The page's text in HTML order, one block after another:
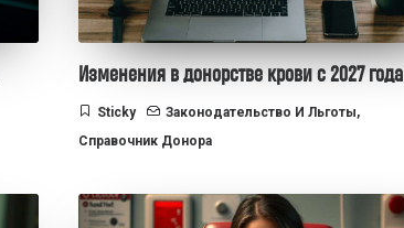
Изменения в донорстве крови с 2027 года
Sticky Законодательство И Льготы,
Справочник Донора